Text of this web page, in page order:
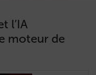
l’IA
moteur de